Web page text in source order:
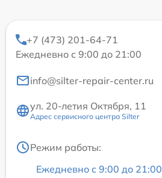
+7 (473) 201-64-71
Ежедневно с 9:00 до 21:00
info@silter-repair-center.ru
ул. 20-летия Октября, 11
Адрес сервисного центра Silter
Режим работы:
Ежедневно с 9:00 до 21:00